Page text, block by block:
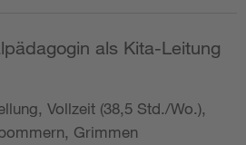
als Kita-Leitung
Vollzeit (38,5 Std./Wo.),
Grimmen